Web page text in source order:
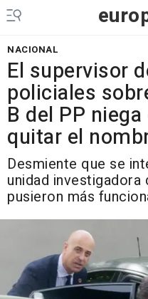
NACIONAL
El supervisor
policiales
B del PP
quitar el
Desmiente que se
unidad investigadora
pusieron más